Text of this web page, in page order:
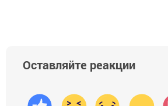
Оставляйте реакции